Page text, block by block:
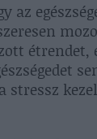
az
étrendet,
stressz